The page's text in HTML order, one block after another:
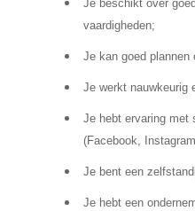
Je beschikt over
vaardigheden;
Je kan goed plannen
Je werkt nauwkeurig
Je hebt ervaring met
(Facebook,
Je bent een
Je hebt een